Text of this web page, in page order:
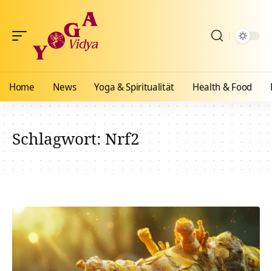
Home News Yoga & Spiritualität Health & Food
Schlagwort:Nrf2